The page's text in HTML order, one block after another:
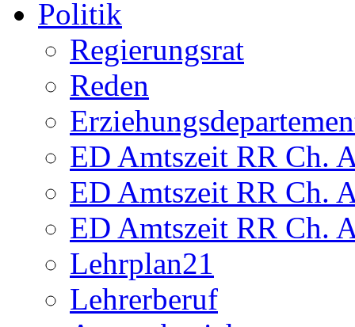
Politik
Regierungsrat
Reden
ED Amtszeit RR Ch.
ED Amtszeit RR Ch.
ED Amtszeit RR Ch.
Lehrplan21
Lehrerberuf